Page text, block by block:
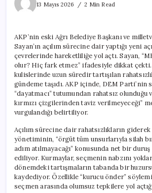
13 Mayıs 2026
2 Min Read
AKP’nin eski Ağrı Belediye Başkanı ve
Sayan’ın açılım sürecine dair yaptığı yeni
çevrelerinde hareketliliğe yol açtı. Sayan,
olur? Hiç fark etmez” ifadesiyle dikkat
kulislerinde uzun süredir tartışılan
gündeme taşıdı. AKP içinde, DEM Parti’nin
“dayatmacı” tutumundan rahatsız olunduğu
kırmızı çizgilerinden taviz verilmeyeceği”
vurgulandığı belirtiliyor.
Açılım sürecine dair rahatsızlıkların
yönetiminin, “örgüt tüm unsurlarıyla silah
adım atılmayacağı” konusunda net bir
ediliyor. Kurmaylar, seçmenin nabzını
dönemdeki tartışmaların tabanda bir
kaydediyor. Özellikle “kurucu önder”
seçmen arasında olumsuz tepkilere yol